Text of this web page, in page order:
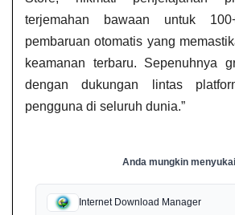
terjemahan bawaan untuk
pembaruan otomatis yang
keamanan terbaru. Sepenuhnya
dengan dukungan lintas
pengguna di seluruh dunia.”
Anda mungkin
Internet Download Manager